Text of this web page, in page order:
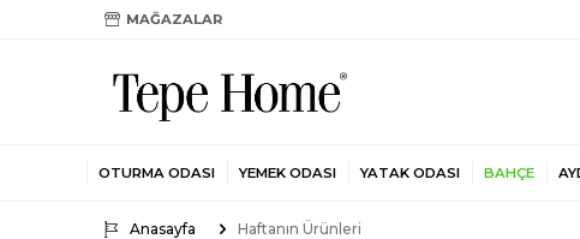
MAĞAZALAR
OTURMA ODASI YEMEK ODASI YATAK ODASI BAHÇE
Anasayfa Haftanın Ürünleri